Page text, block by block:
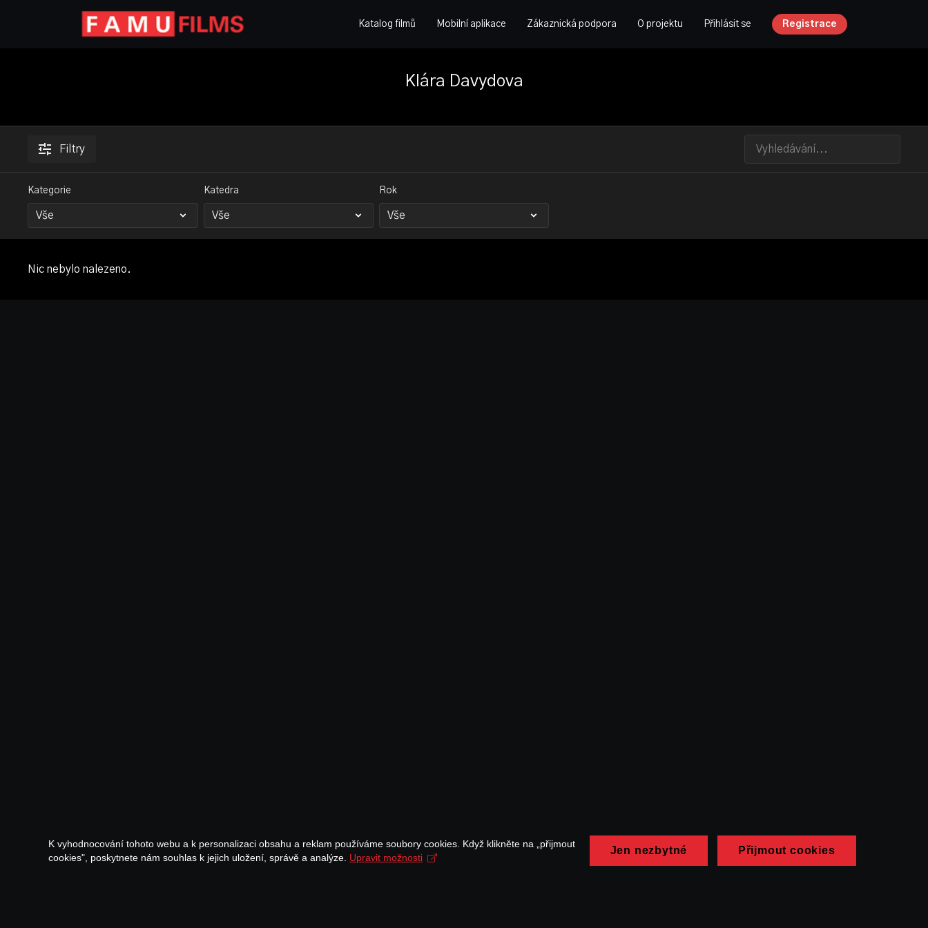
Katalog filmů Mobilní aplikace Zákaznická podpora O projektu Přihlásit se Registrace
Klára Davydova
Filtry
Kategorie Katedra Rok
Nic nebylo nalezeno.
K vyhodnocování tohoto webu a k personalizaci obsahu a reklam používáme soubory cookies. Když klikněte na „přijmout
cookies", poskytnete nám souhlas k jejich uložení, správě a analýze. Upravit možnosti
Jen nezbytné Přijmout cookies